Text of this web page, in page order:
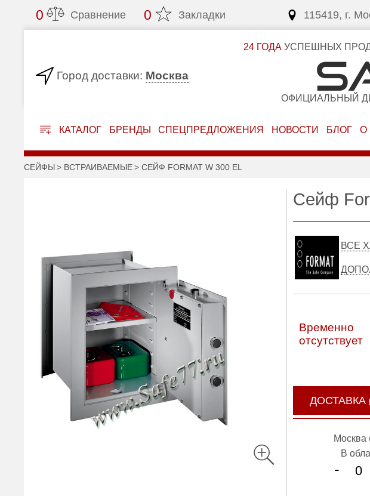
0 Сравнение 0 Закладки 115419, г.
Город доставки: Москва
24 ГОДАУСПЕШНЫХ
ОФИЦИАЛЬНЫЙ
КАТАЛОГ БРЕНДЫ СПЕЦПРЕДЛОЖЕНИЯ НОВОСТИ БЛОГ О
СЕЙФЫ ВСТРАИВАЕМЫЕ СЕЙФ FORMAT W 300 EL
Сейф
ВСЕ
Временно
отсутствует
ДОСТАВКА
Москва
В
-